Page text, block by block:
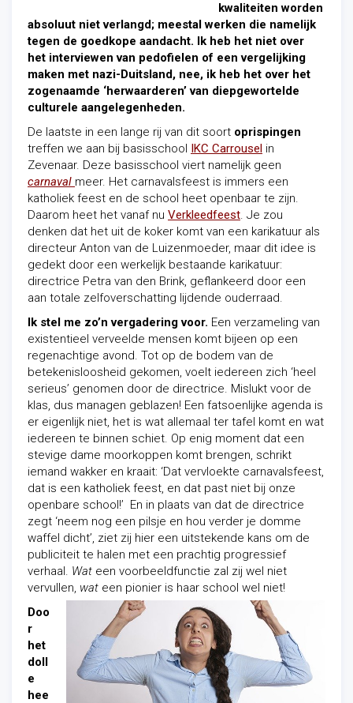
kwaliteiten worden
absoluut niet verlangd; meestal werken die namelijk
tegen de goedkope aandacht. Ik heb het niet over
het interviewen van pedofielen of een vergelijking
maken met nazi-Duitsland, nee, ik heb het over het
zogenaamde ‘herwaarderen’ van diepgewortelde
culturele aangelegenheden.
De laatste in een lange rij van dit soort oprispingen
treffen we aan bij basisschool IKC Carrousel in
Zevenaar. Deze basisschool viert namelijk geen
carnaval meer. Het carnavalsfeest is immers een
katholiek feest en de school heet openbaar te zijn.
Daarom heet het vanaf nu Verkleedfeest. Je zou
denken dat het uit de koker komt van een karikatuur als
directeur Anton van de Luizenmoeder, maar dit idee is
gedekt door een werkelijk bestaande karikatuur:
directrice Petra van den Brink, geflankeerd door een
aan totale zelfoverschatting lijdende ouderraad.
Ik stel me zo’n vergadering voor. Een verzameling van
existentieel verveelde mensen komt bijeen op een
regenachtige avond. Tot op de bodem van de
betekenisloosheid gekomen, voelt iedereen zich ‘heel
serieus’ genomen door de directrice. Mislukt voor de
klas, dus managen geblazen! Een fatsoenlijke agenda is
er eigenlijk niet, het is wat allemaal ter tafel komt en wat
iedereen te binnen schiet. Op enig moment dat een
stevige dame moorkoppen komt brengen, schrikt
iemand wakker en kraait: ‘Dat vervloekte carnavalsfeest,
dat is een katholiek feest, en dat past niet bij onze
openbare school!’ En in plaats van dat de directrice
zegt ‘neem nog een pilsje en hou verder je domme
waffel dicht’, ziet zij hier een uitstekende kans om de
publiciteit te halen met een prachtig progressief
verhaal. Wat een voorbeeldfunctie zal zij wel niet
vervullen, wat een pionier is haar school wel niet!
Doo
r
het
doll
e
hee